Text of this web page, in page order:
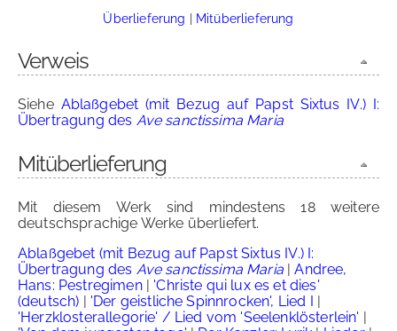
Überlieferung | Mitüberlieferung
Verweis
Siehe Ablaßgebet (mit Bezug auf Papst Sixtus IV.) I:
Übertragung des Ave sanctissima Maria
Mitüberlieferung
Mit diesem Werk sind mindestens 18 weitere
deutschsprachige Werke überliefert.
Ablaßgebet (mit Bezug auf Papst Sixtus IV.) I:
Übertragung des Ave sanctissima Maria|Andree,
Hans: Pestregimen| 'Christe qui lux es et dies'
(deutsch) | 'Der geistliche Spinnrocken', Lied I |
'Herzklosterallegorie' / Lied vom 'Seelenklösterlein' |